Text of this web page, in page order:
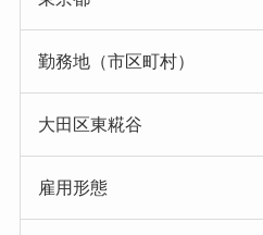
勤務地（市区町村）
大田区東糀谷
雇用形態